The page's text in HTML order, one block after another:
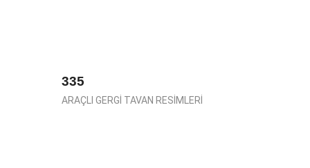
335
ARAÇLI GERGİ TAVAN RESİMLERİ